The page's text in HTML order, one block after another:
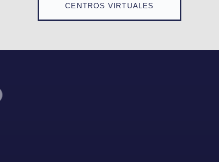
CENTROS VIRTUALES